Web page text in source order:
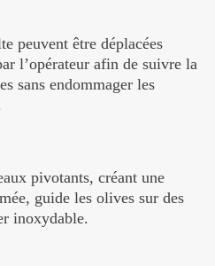
peuvent être déplacées
l’opérateur afin de suivre la
sans endommager les
pivotants, créant une
guide les olives sur des
inoxydable.